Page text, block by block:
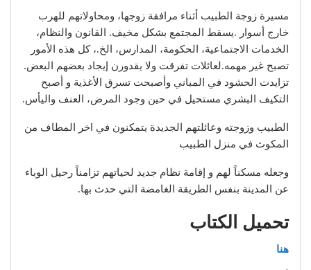
مسيرة زوجة الطبيب أثناء مرافقة زوجها، ومحاولاتهم للهرب
خارج أسوار .يسقط المجتمع بشكل مخيف. القانون والنظام،
الخدمات الاجتماعية، الحكومة، المدارس، الخ.، كل هذه الأمور
تصبح غير مهمه.لعائلات تفرقت ولا يقدورن إيجاد بعضهم البعض.
تزايدت الحشود في المباني وأصبحت تسرق الأغذية و أصبح
التكيف البشري مستحيل في حين وجود المرض، العنف واليأس.
الطبيب وزوجته وعائلتهم الجديدة يتمكنون في اخر المطاف من
المكوث في منزل الطبيب
وجعله مسكناً لهم و إقامة نظام جديد لحياتهم تزامناً رحيل الوباء
عن المدينة بنفس الطريقة الغامضة التي حدث بها.
تحميل الكتاب
هنا